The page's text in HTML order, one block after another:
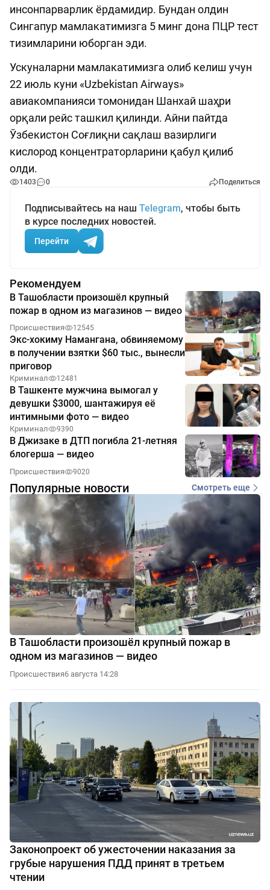
инсонпарварлик ёрдамидир. Бундан олдин
Сингапур мамлакатимизга 5 минг дона ПЦР тест
тизимларини юборган эди.
Ускуналарни мамлакатимизга олиб келиш учун
22 июль куни «Uzbekistan Airways»
авиакомпанияси томонидан Шанхай шаҳри
орқали рейс ташкил қилинди. Айни пайтда
Ўзбекистон Соғлиқни сақлаш вазирлиги
кислород концентраторларини қабул қилиб
олди.
1403 0 Поделиться
Подписывайтесь на наш Telegram, чтобы быть
в курсе последних новостей.
Перейти
Рекомендуем
В Ташобласти произошёл крупный
пожар в одном из магазинов — видео
Происшествия 12545
Экс-хокиму Намангана, обвиняемому
в получении взятки $60 тыс., вынесли
приговор
Криминал 12481
В Ташкенте мужчина вымогал у
девушки $3000, шантажируя её
интимными фото — видео
Криминал 9390
В Джизаке в ДТП погибла 21-летняя
блогерша — видео
Происшествия 9020
Популярные новости Смотреть еще
В Ташобласти произошёл крупный пожар в
одном из магазинов — видео
Происшествия6 августа 14:28
Законопроект об ужесточении наказания за
грубые нарушения ПДД принят в третьем
чтении